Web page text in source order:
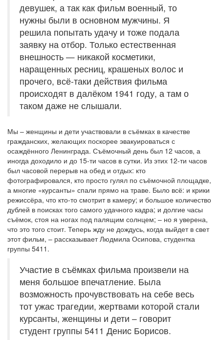
девушек, а так как фильм военный, то
нужны были в основном мужчины. Я
решила попытать удачу и тоже подала
заявку на отбор. Только естественная
внешность — никакой косметики,
наращенных ресниц, крашеных волос и
прочего, всё-таки действия фильма
происходят в далёком 1941 году, а там о
таком даже не слышали.
Мы – женщины и дети участвовали в съёмках в качестве
гражданских, желающих поскорее эвакуироваться с
осаждённого Ленинграда. Съёмочный день был 12 часов, а
иногда доходило и до 15-ти часов в сутки. Из этих 12-ти часов
был часовой перерыв на обед и отдых: кто
фотографировался, кто просто гулял по съёмочной площадке,
а многие «курсанты» спали прямо на траве. Было всё: и крики
режиссёра, что кто-то смотрит в камеру; и большое количество
дублей в поисках того самого удачного кадра; и долгие часы
съёмок, стоя на ногах под палящим солнцем; – но я уверена,
что это того стоит. Теперь жду не дождусь, когда выйдет в свет
этот фильм, – рассказывает Людмила Осипова, студентка
группы 5411.
Участие в съёмках фильма произвели на
меня большое впечатление. Была
возможность прочувствовать на себе весь
тот ужас трагедии, жертвами которой стали
курсанты, женщины и дети – говорит
студент группы 5411 Денис Борисов.